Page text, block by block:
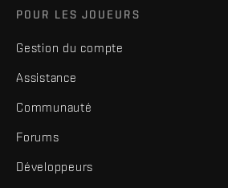
POUR LES JOUEURS
Gestion du compte
Assistance
Communauté
Forums
Développeurs